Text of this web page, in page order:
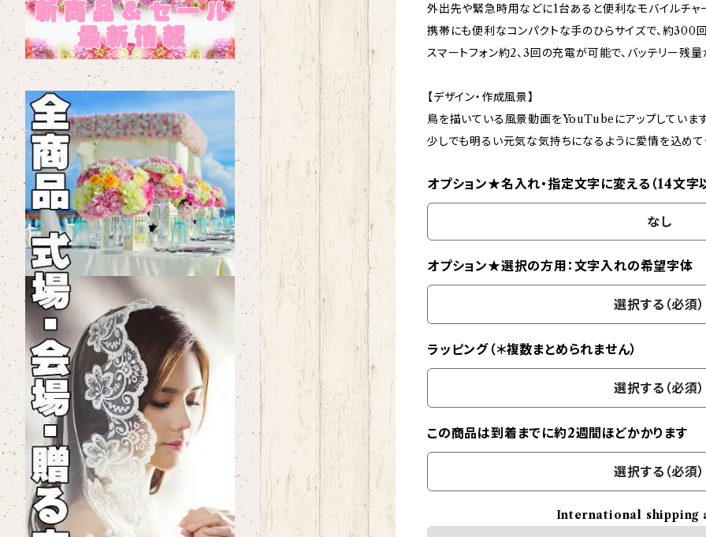
外出先や緊急時用などに1台あると便利なモバイルチャ
携帯にも便利なコンパクトな手のひらサイズで、約300
スマートフォン約2、3回の充電が可能で、バッテリー残
【デザイン・作成風景】
鳥を描いている風景動画をYouTubeにアップしています
少しでも明るい元気な気持ちになるように愛情を込めて
オプション★名入れ・指定文字に変える（14文字
なし
オプション★選択の方用：文字入れの希望字体
選択する（必須）
ラッピング（＊複数まとめられません）
選択する（必須）
この商品は到着までに約2週間ほどかかります
選択する（必須）
International shipping